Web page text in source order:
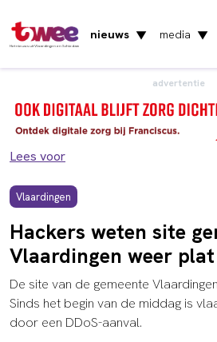
Het nieuws uit Vlaardingen en Schiedam
nieuws ▼ media ▼
advertentie
Lees voor
Vlaardingen
Hackers weten site
Vlaardingen weer
De site van de gemeente
Sinds het begin van de middag is
door een DDoS-aanval.